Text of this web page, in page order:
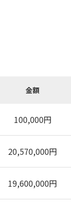
金額
100,000円
20,570,000円
19,600,000円